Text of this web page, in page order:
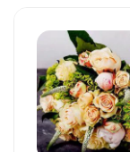
Цветочные букеты